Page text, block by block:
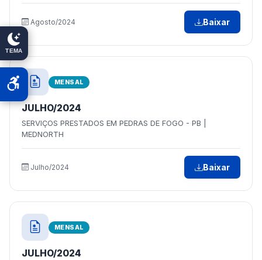
TEMA
Agosto/2024 Baixar
MENSAL
JULHO/2024
SERVIÇOS PRESTADOS EM PEDRAS DE FOGO - PB |
MEDNORTH
Julho/2024 Baixar
MENSAL
JULHO/2024